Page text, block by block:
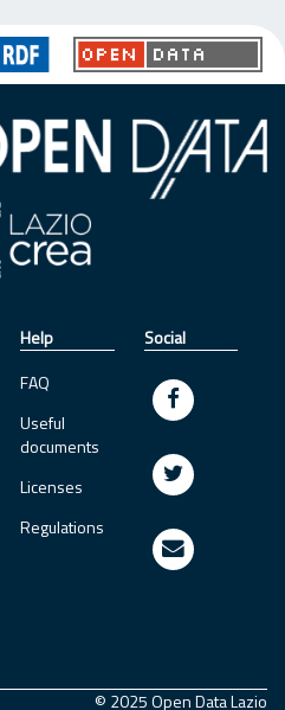
Help
FAQ
Useful
documents
Licenses
Regulations
Social
© 2025 Open Data Lazio